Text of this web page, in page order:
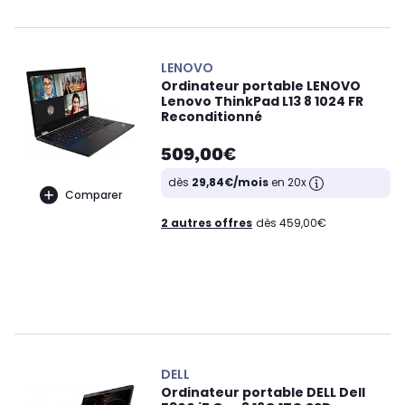
Comparer
LENOVO
Ordinateur portable LENOVO
Lenovo ThinkPad L13 8 1024 FR
Reconditionné
509,00€
dès 29,84€/moisen 20x
2 autres offres dès 459,00€
DELL
Ordinateur portable DELL Dell